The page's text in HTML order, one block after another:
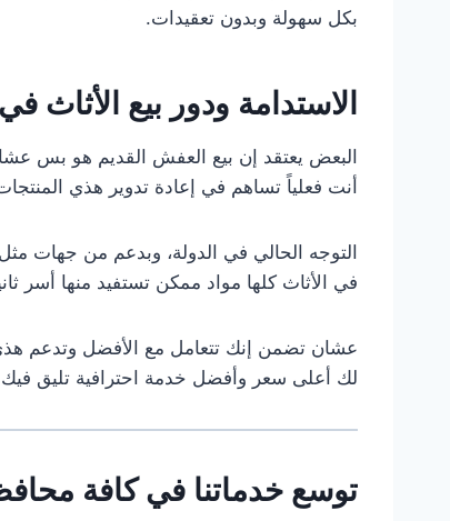
بكل سهولة وبدون تعقيدات.
الاستدامة ودور بيع الأثاث
البعض يعتقد إن بيع العفش القديم هو بس
أنت فعلياً تساهم في إعادة تدوير هذي
التوجه الحالي في الدولة، وبدعم من جهات مثل
في الأثاث كلها مواد ممكن تستفيد منها أسر
عشان تضمن إنك تتعامل مع الأفضل وتدعم هذي
لك أعلى سعر وأفضل خدمة احترافية تليق
توسع خدماتنا في كافة